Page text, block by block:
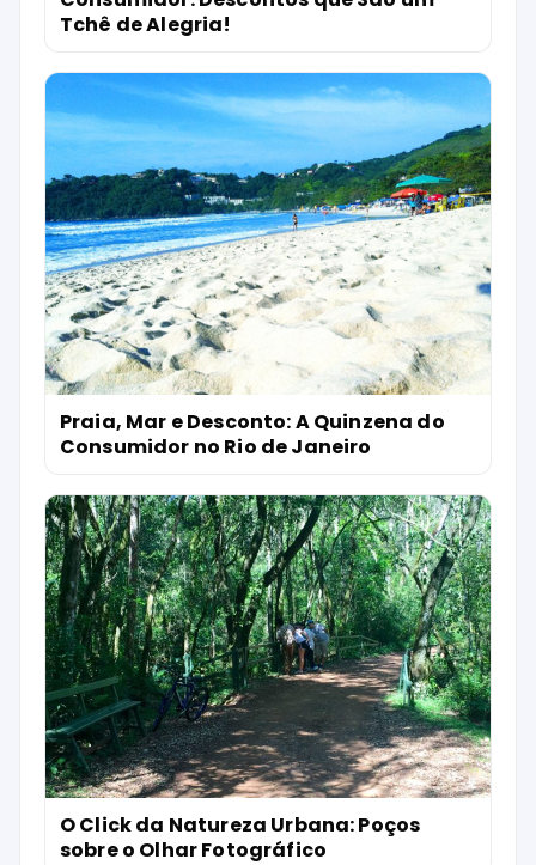
Tchê de Alegria!
Praia, Mar e Desconto: A Quinzena do
Consumidor no Rio de Janeiro
O Click da Natureza Urbana: Poços
sobre o Olhar Fotográfico